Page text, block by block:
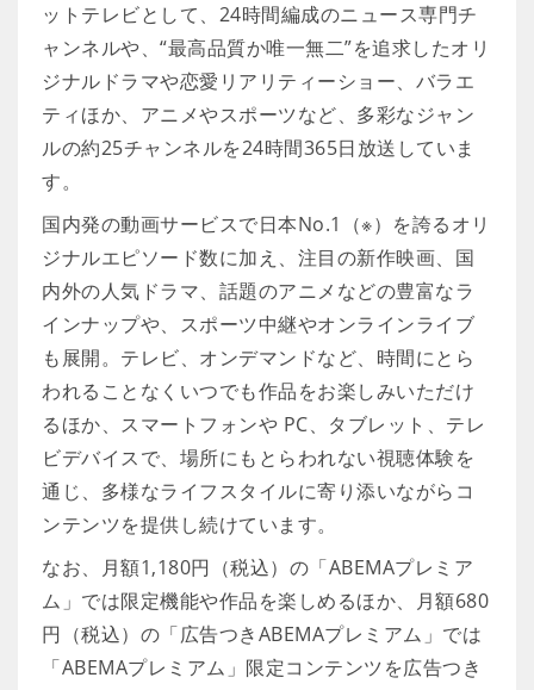
ットテレビとして、24時間編成のニュース専門チ
ャンネルや、“最高品質か唯一無二”を追求したオリ
ジナルドラマや恋愛リアリティーショー、バラエ
ティほか、アニメやスポーツなど、多彩なジャン
ルの約25チャンネルを24時間365日放送していま
す。
国内発の動画サービスで日本No.1（※）を誇るオリ
ジナルエピソード数に加え、注目の新作映画、国
内外の人気ドラマ、話題のアニメなどの豊富なラ
インナップや、スポーツ中継やオンラインライブ
も展開。テレビ、オンデマンドなど、時間にとら
われることなくいつでも作品をお楽しみいただけ
るほか、スマートフォンや PC、タブレット、テレ
ビデバイスで、場所にもとらわれない視聴体験を
通じ、多様なライフスタイルに寄り添いながらコ
ンテンツを提供し続けています。
なお、月額1,180円（税込）の「ABEMAプレミア
ム」では限定機能や作品を楽しめるほか、月額680
円（税込）の「広告つきABEMAプレミアム」では
「ABEMAプレミアム」限定コンテンツを広告つき